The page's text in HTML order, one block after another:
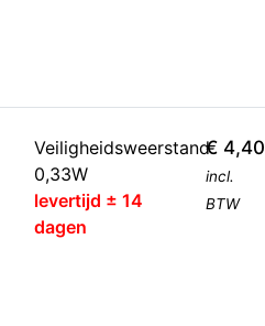
Veiligheidsweerstand
0,33W
levertijd ± 14
dagen
€ 4,40
incl.
BTW